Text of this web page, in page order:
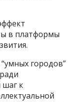
в платформы
городов”
шаг к